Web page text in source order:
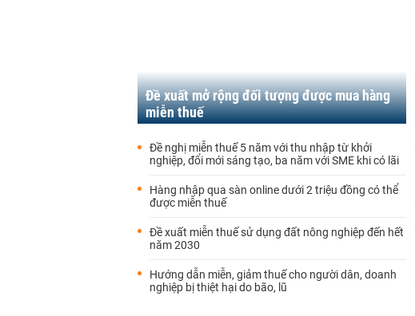
Đề xuất mở rộng đối tượng được mua hàng
miễn thuế
Đề nghị miễn thuế 5 năm với thu nhập từ khởi
nghiệp, đổi mới sáng tạo, ba năm với SME khi có lãi
Hàng nhập qua sàn online dưới 2 triệu đồng có thể
được miễn thuế
Đề xuất miễn thuế sử dụng đất nông nghiệp đến hết
năm 2030
Hướng dẫn miễn, giảm thuế cho người dân, doanh
nghiệp bị thiệt hại do bão, lũ